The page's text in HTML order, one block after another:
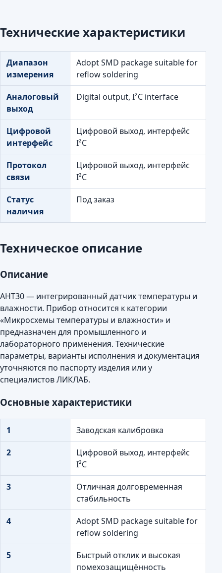
Технические характеристики
Диапазон
измерения
Adopt SMD package suitable for
reflow soldering
Аналоговый
выход
Digital output, I²C interface
Цифровой
интерфейс
Цифровой выход, интерфейс
I²C
Протокол
связи
Цифровой выход, интерфейс
I²C
Статус
наличия
Под заказ
Техническое описание
Описание
AHT30 — интегрированный датчик температуры и
влажности. Прибор относится к категории
«Микросхемы температуры и влажности» и
предназначен для промышленного и
лабораторного применения. Технические
параметры, варианты исполнения и документация
уточняются по паспорту изделия или у
специалистов ЛИКЛАБ.
Основные характеристики
1 Заводская калибровка
2
Цифровой выход, интерфейс
I²C
3
Отличная долговременная
стабильность
4
Adopt SMD package suitable for
reflow soldering
5
Быстрый отклик и высокая
помехозащищённость